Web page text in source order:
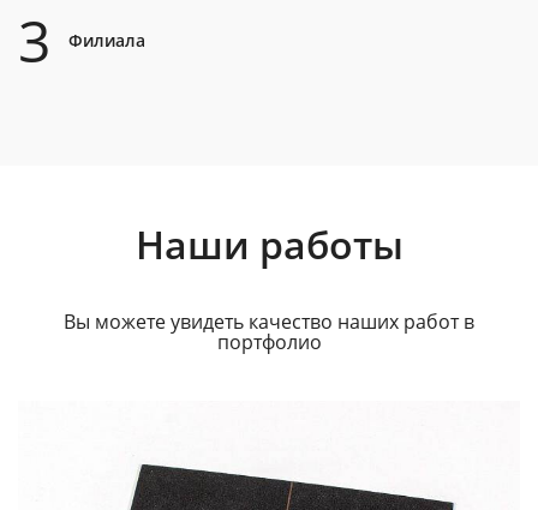
3 Филиала
Наши работы
Вы можете увидеть качество наших работ в
портфолио